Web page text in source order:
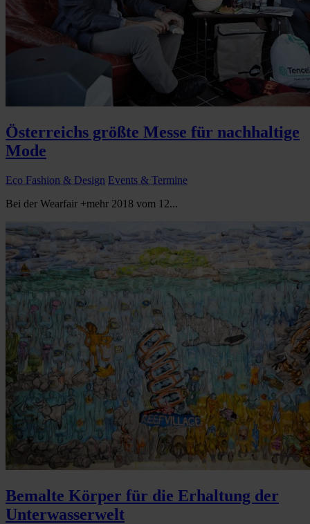
Österreichs größte Messe für nachhaltige
Mode
Eco Fashion & Design Events & Termine
Bei der Wearfair +mehr 2018 vom 12...
Bemalte Körper für die Erhaltung der
Unterwasserwelt